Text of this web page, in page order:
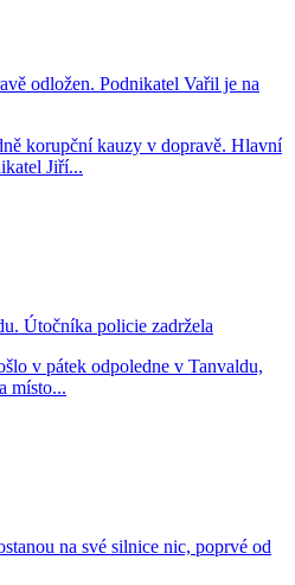
odložen. Podnikatel Vařil je na
korupční kauzy v dopravě. Hlavní
Jiří...
Útočníka policie zadržela
v pátek odpoledne v Tanvaldu,
místo...
na své silnice nic, poprvé od